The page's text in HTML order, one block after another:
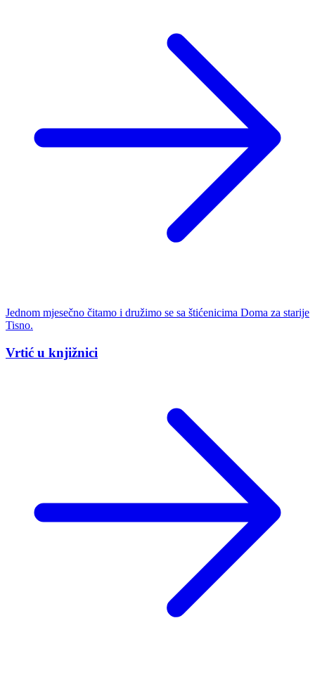
Jednom mjesečno čitamo i družimo se sa štićenicima Doma za starije
Tisno.
Vrtić u knjižnici